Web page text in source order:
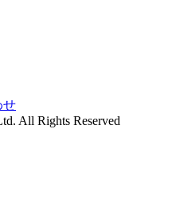
せ
All Rights Reserved